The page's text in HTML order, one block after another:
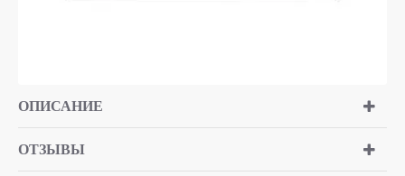
ОПИСАНИЕ
ОТЗЫВЫ